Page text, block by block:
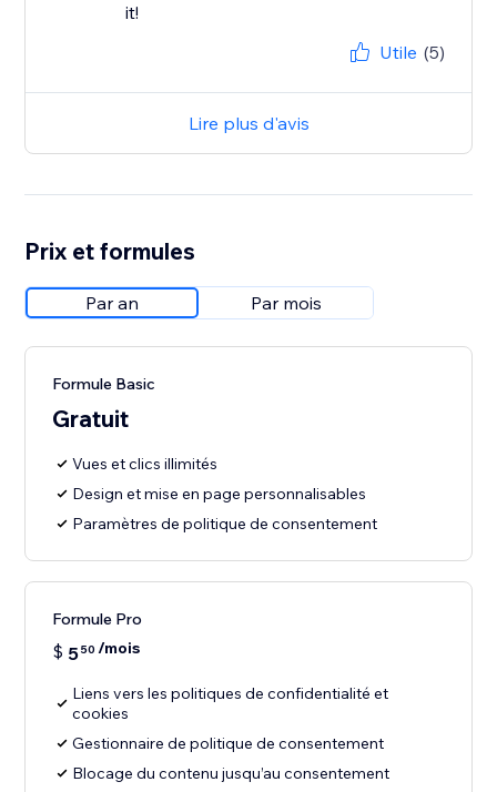
it!
Utile (5)
Lire plus d'avis
Prix et formules
Par an Par mois
Formule Basic
Gratuit
Vues et clics illimités
Design et mise en page personnalisables
Paramètres de politique de consentement
Formule Pro
$ 550 /mois
Liens vers les politiques de confidentialité et
cookies
Gestionnaire de politique de consentement
Blocage du contenu jusqu’au consentement